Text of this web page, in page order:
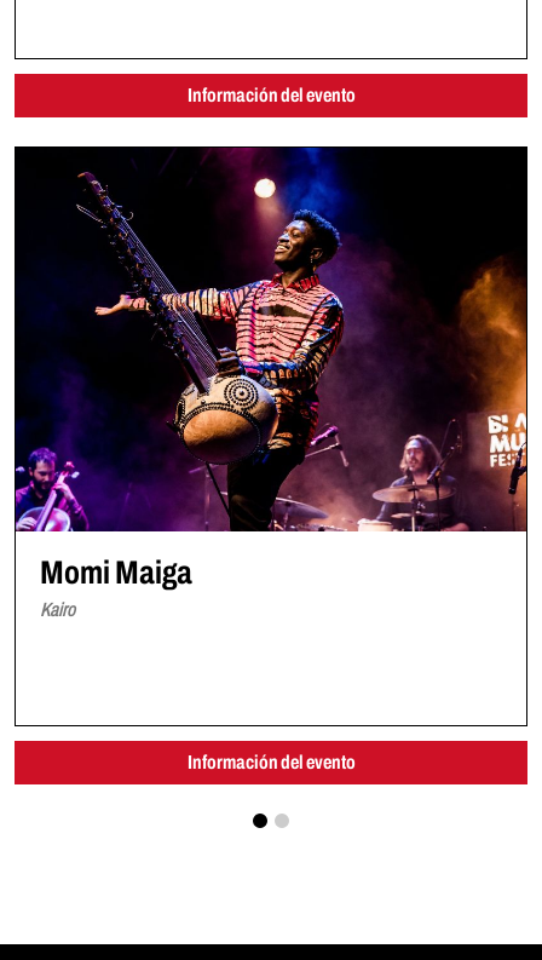
Información del evento
Momi Maiga
Kairo
Información del evento